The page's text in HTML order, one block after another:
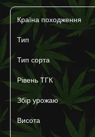
Країна походження
Тип
Тип сорта
Рівень ТГК
Збір урожаю
Висота